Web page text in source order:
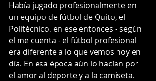
Había jugado profesionalmente en
un equipo de fútbol de Quito, el
Politécnico, en ese entonces - según
el me cuenta - el fútbol profesional
era diferente a lo que vemos hoy en
día. En esa época aún lo hacían por
el amor al deporte y a la camiseta.